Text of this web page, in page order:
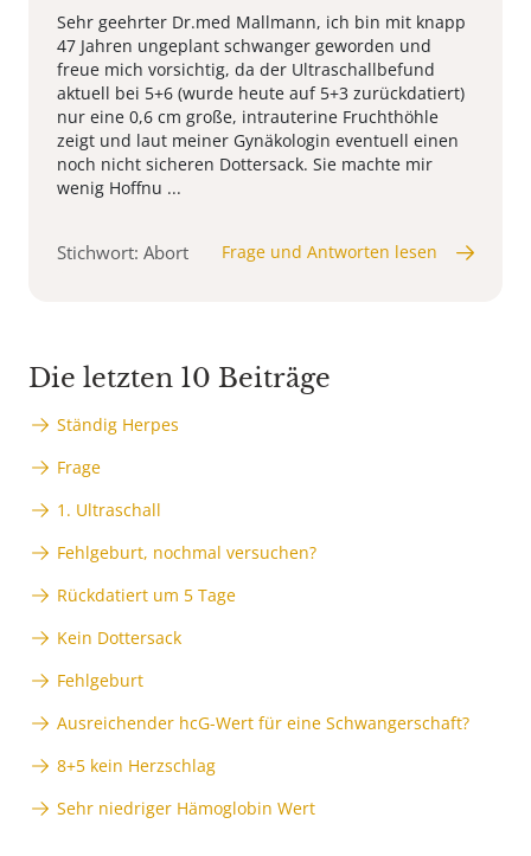
Sehr geehrter Dr.med Mallmann, ich bin mit knapp
47 Jahren ungeplant schwanger geworden und
freue mich vorsichtig, da der Ultraschallbefund
aktuell bei 5+6 (wurde heute auf 5+3 zurückdatiert)
nur eine 0,6 cm große, intrauterine Fruchthöhle
zeigt und laut meiner Gynäkologin eventuell einen
noch nicht sicheren Dottersack. Sie machte mir
wenig Hoffnu ...
Stichwort: Abort Frage und Antworten lesen
Die letzten 10 Beiträge
Ständig Herpes
Frage
1. Ultraschall
Fehlgeburt, nochmal versuchen?
Rückdatiert um 5 Tage
Kein Dottersack
Fehlgeburt
Ausreichender hcG-Wert für eine Schwangerschaft?
8+5 kein Herzschlag
Sehr niedriger Hämoglobin Wert